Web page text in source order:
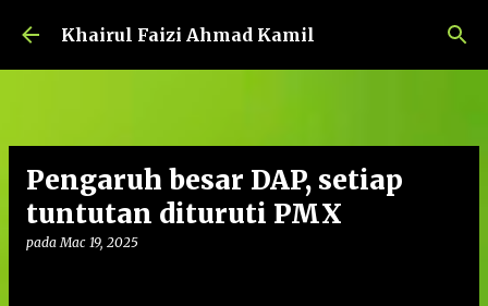
Langkau ke kandungan utama
Khairul Faizi Ahmad Kamil
Pengaruh besar DAP, setiap
tuntutan dituruti PMX
padaMac 19, 2025